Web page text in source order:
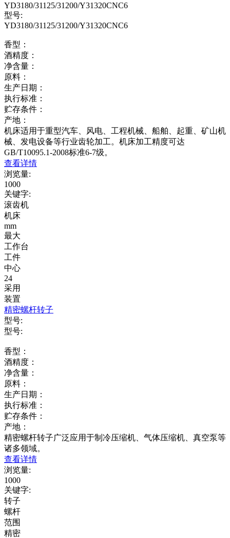
YD3180/31125/31200/Y31320CNC6
型号:
YD3180/31125/31200/Y31320CNC6
香型：
酒精度：
净含量：
原料：
生产日期：
执行标准：
贮存条件：
产地：
机床适用于重型汽车、风电、工程机械、船舶、起重、矿山机
械、发电设备等行业齿轮加工。机床加工精度可达
GB/T10095.1-2008标准6-7级。
查看详情
浏览量:
1000
关键字:
滚齿机
机床
mm
最大
工作台
工件
中心
24
采用
装置
精密螺杆转子
型号:
型号:
香型：
酒精度：
净含量：
原料：
生产日期：
执行标准：
贮存条件：
产地：
精密螺杆转子广泛应用于制冷压缩机、气体压缩机、真空泵等
诸多领域。
查看详情
浏览量:
1000
关键字:
转子
螺杆
范围
精密